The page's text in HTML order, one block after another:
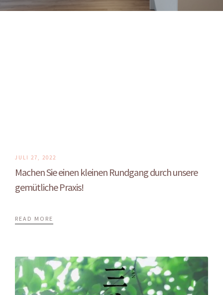
content.
JULI 27, 2022
Machen Sie einen kleinen Rundgang durch unsere
gemütliche Praxis!
READ MORE